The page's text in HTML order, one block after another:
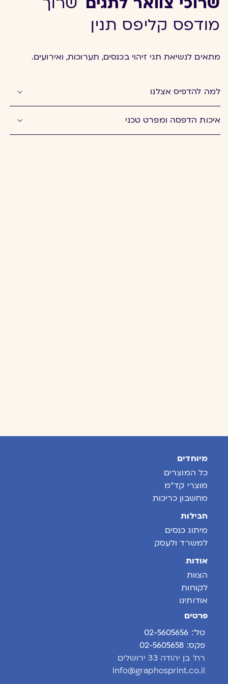
מודפס קליפס תנין
מתאים לנשיאת תגי זיהוי בכנסים, תערוכות, ואירועים.
למה להדפיס אצלנו
איכות הדפסה ומפרט טכני
מיוחדים
כל המוצרים
מוצרי קד״מ
מחשבון כריכות
חבילות
מיתוג כנסים
למשרד ולעסק
אודות
הצוות
לקוחות
אודותינו
פרטים
טל׳: 02-5605656
פקס: 02-5605658
רח׳ בן יהודה 33 ירושלים
info@graphosprint.co.il